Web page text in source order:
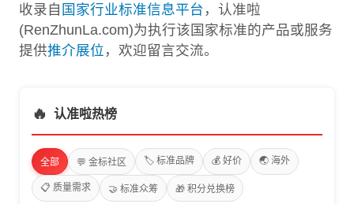
收录自 国家行业标准信息平台 ，认准啦
(RenZhunLa.com)为执行该国家标准的产品或服务
提供推介展位 ，欢迎留言交流。
🔥 认准啦热榜
全部 💬 金标社区 🏷️ 标准品牌 💰 好价 🌏 海外
📋 质量需求 🤝 标准众筹 🎁 积分兑换榜